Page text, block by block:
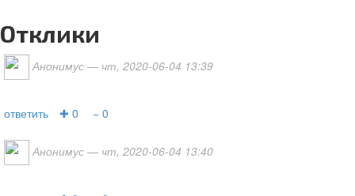
Отклики
Анонимус — чт, 2020-06-04 13:39
ответить ✚ 0 − 0
Анонимус — чт, 2020-06-04 13:40